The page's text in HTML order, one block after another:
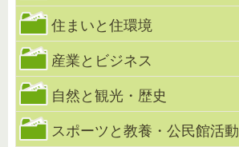
住まいと住環境
産業とビジネス
自然と観光・歴史
スポーツと教養・公民館活動